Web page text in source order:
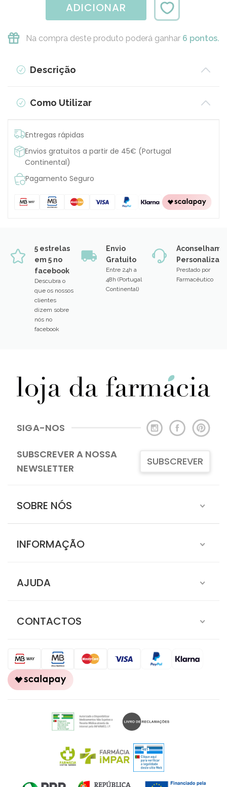
ADICIONAR
Na compra deste produto poderá ganhar 6 pontos.
Descrição
Como Utilizar
Entregas rápidas
Envios gratuitos a partir de 45€ (Portugal
Continental)
Pagamento Seguro
5 estrelas
em 5 no
facebook
Descubra o
que os nossos
clientes
dizem sobre
nós no
facebook
Envio
Gratuito
Entre 24h a
48h (Portugal
Continental)
Prestado por
Farmacêutico
SIGA-NOS
SUBSCREVER A NOSSA
NEWSLETTER
SUBSCREVER
SOBRE NÓS
INFORMAÇÃO
AJUDA
CONTACTOS